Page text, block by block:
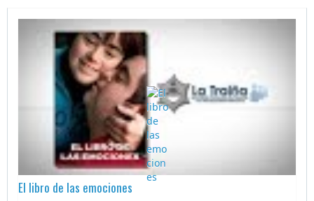
El libro de las emociones